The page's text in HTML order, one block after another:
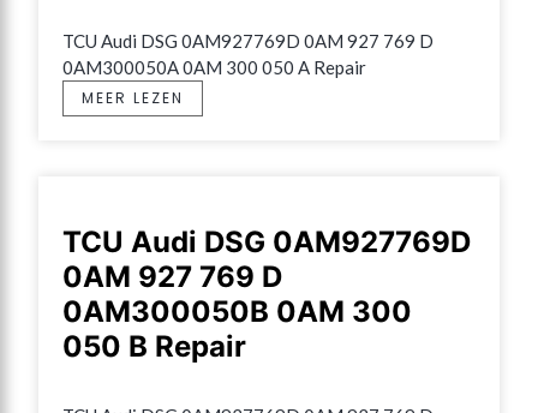
TCU Audi DSG 0AM927769D 0AM 927 769 D
0AM300050A 0AM 300 050 A Repair
MEER LEZEN
TCU Audi DSG 0AM927769D
0AM 927 769 D
0AM300050B 0AM 300
050 B Repair